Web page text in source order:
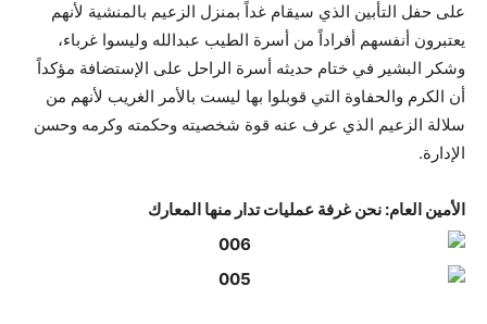
على حفل التأبين الذي سيقام غداً بمنزل الزعيم بالمنشية لأنهم
يعتبرون أنفسهم أفراداً من أسرة الطيب عبدالله وليسوا غرباء،
وشكر البشير في ختام حديثه أسرة الراحل على الإستضافة مؤكداً
أن الكرم والحفاوة التي قوبلوا بها ليست بالأمر الغريب لأنهم من
سلالة الزعيم الذي عرف عنه قوة شخصيته وحكمته وكرمه وحسن
الإدارة.
الأمين العام: نحن غرفة عمليات تدار منها المعارك